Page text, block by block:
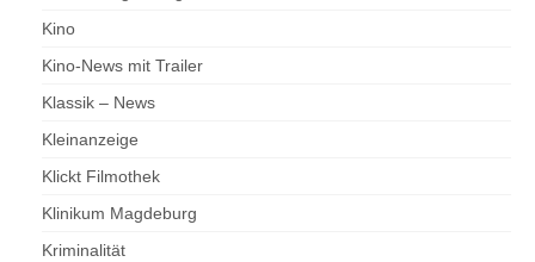
Kino
Kino-News mit Trailer
Klassik – News
Kleinanzeige
Klickt Filmothek
Klinikum Magdeburg
Kriminalität